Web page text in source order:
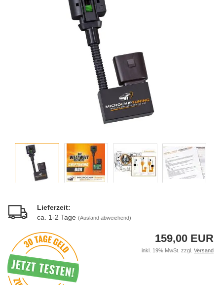
Lieferzeit:
ca. 1-2 Tage (Ausland abweichend)
159,00 EUR
inkl. 19% MwSt. zzgl. Versand